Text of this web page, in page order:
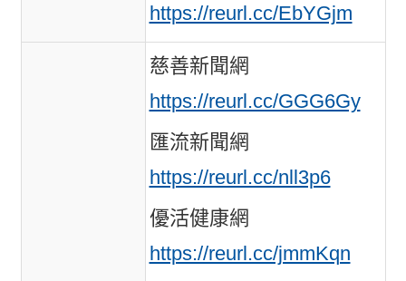
https://reurl.cc/EbYGjm
慈善新聞網
https://reurl.cc/GGG6Gy
匯流新聞網
https://reurl.cc/nll3p6
優活健康網
https://reurl.cc/jmmKqn